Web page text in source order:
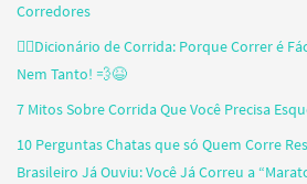
Corredores
🏃‍♂️Dicionário de Corrida: Porque Correr é
Nem Tanto! 💨😆
7 Mitos Sobre Corrida Que Você Precisa
10 Perguntas Chatas que só Quem Corre
Brasileiro Já Ouviu: Você Já Correu a